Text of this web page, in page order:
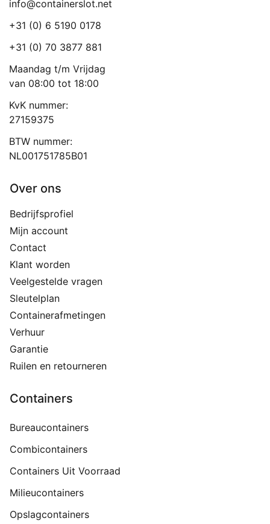
info@containerslot.net
+31 (0) 6 5190 0178
+31 (0) 70 3877 881
Maandag t/m Vrijdag
van 08:00 tot 18:00
KvK nummer:
27159375
BTW nummer:
NL001751785B01
Over ons
Bedrijfsprofiel
Mijn account
Contact
Klant worden
Veelgestelde vragen
Sleutelplan
Containerafmetingen
Verhuur
Garantie
Ruilen en retourneren
Containers
Bureaucontainers
Combicontainers
Containers Uit Voorraad
Milieucontainers
Opslagcontainers